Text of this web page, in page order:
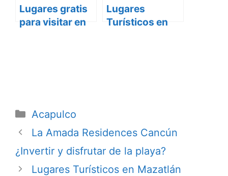
Lugares gratis
para visitar en
Lugares
Turísticos en
Categorías
Acapulco
La Amada Residences Cancún
¿Invertir y disfrutar de la playa?
Lugares Turísticos en Mazatlán